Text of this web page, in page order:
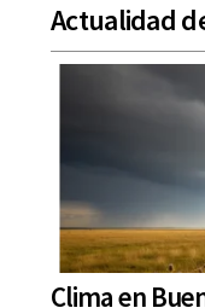
Actualidad
Clima en